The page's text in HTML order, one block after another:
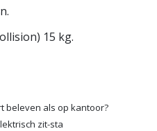
15 kg.
beleven als op kantoor?
zit-sta